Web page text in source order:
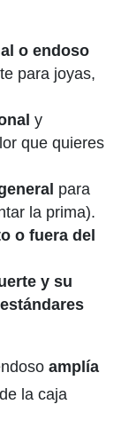
o endoso
para joyas,
y
que quieres
para
la prima).
o fuera del
y su
amplía
la caja